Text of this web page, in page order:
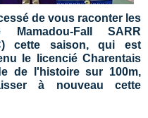
de vous raconter les
Fall SARR
cette saison, qui est
le licencié Charentais
de l'histoire sur 100m,
à nouveau cette